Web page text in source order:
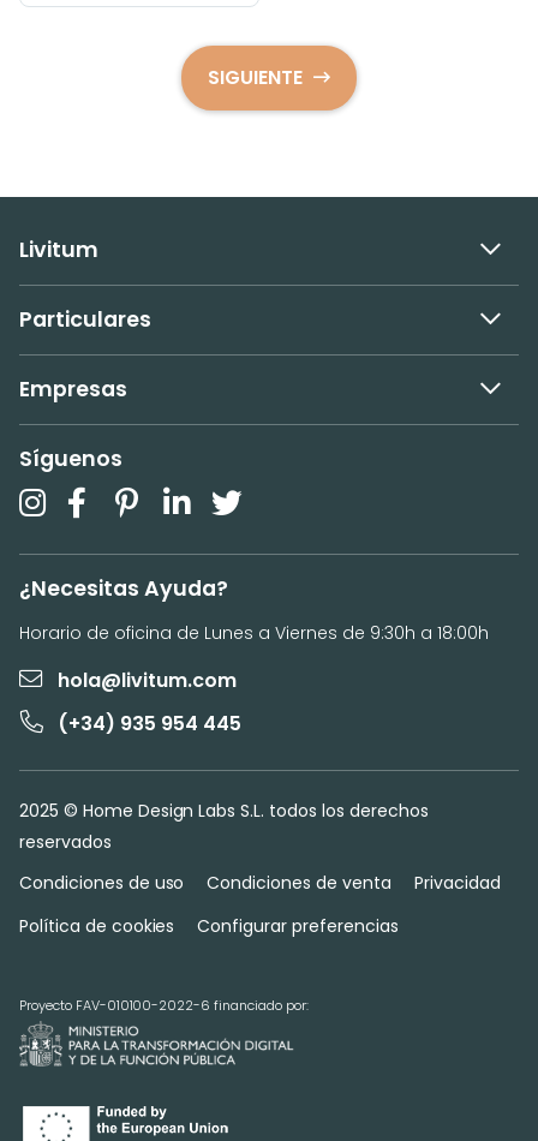
SIGUIENTE
Livitum
Particulares
Empresas
Síguenos
¿Necesitas Ayuda?
Horario de oficina de Lunes a Viernes de 9:30h a 18:00h
hola@livitum.com
(+34) 935 954 445
2025 © Home Design Labs S.L. todos los derechos
reservados
Condiciones de uso
Condiciones de venta
Privacidad
Política de cookies
Configurar preferencias
Proyecto FAV-010100-2022-6 financiado por: